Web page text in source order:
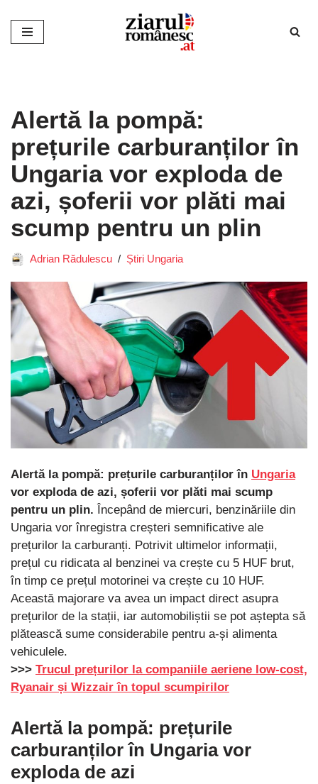
Sari
Alertă la pompă:
prețurile carburanților în
Ungaria vor exploda de
azi, șoferii vor plăti mai
scump pentru un plin
Adrian Rădulescu Știri Ungaria
Alertă la pompă: prețurile carburanților în Ungaria
vor exploda de azi, șoferii vor plăti mai scump
pentru un plin. Începând de miercuri, benzinăriile din
Ungaria vor înregistra creșteri semnificative ale
prețurilor la carburanți. Potrivit ultimelor informații,
prețul cu ridicata al benzinei va crește cu 5 HUF brut,
în timp ce prețul motorinei va crește cu 10 HUF.
Această majorare va avea un impact direct asupra
prețurilor de la stații, iar automobiliștii se pot aștepta să
plătească sume considerabile pentru a-și alimenta
vehiculele.
>>> Trucul prețurilor la companiile aeriene low-cost,
Ryanair și Wizzair în topul scumpirilor
Alertă la pompă: prețurile
carburanților în Ungaria vor
exploda de azi